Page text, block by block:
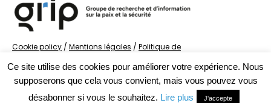
Cookie policy / Mentions légales / Politique de
la Sécurité
Ce site utilise des cookies pour améliorer votre expérience. Nous
supposerons que cela vous convient, mais vous pouvez vous
désabonner si vous le souhaitez. Lire plus J'accepte